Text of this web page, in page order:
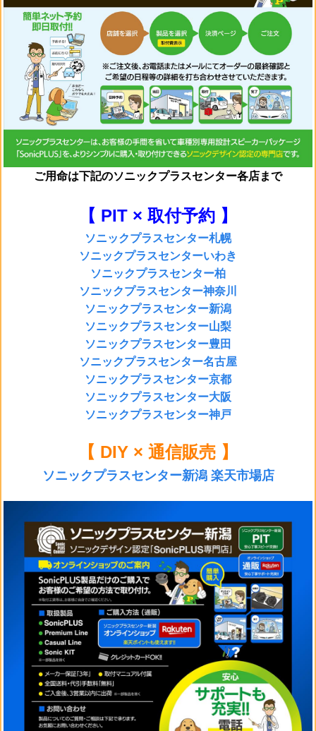
ご用命は下記のソニックプラスセンター各店まで
【 PIT × 取付予約 】
ソニックプラスセンター札幌
ソニックプラスセンターいわき
ソニックプラスセンター柏
ソニックプラスセンター神奈川
ソニックプラスセンター新潟
ソニックプラスセンター山梨
ソニックプラスセンター豊田
ソニックプラスセンター名古屋
ソニックプラスセンター京都
ソニックプラスセンター大阪
ソニックプラスセンター神戸
【 DIY × 通信販売 】
ソニックプラスセンター新潟 楽天市場店